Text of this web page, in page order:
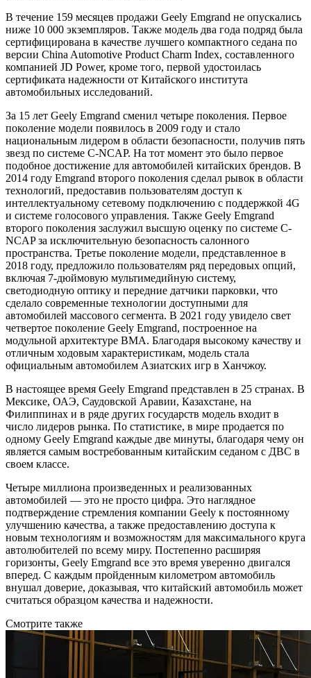
В течение 159 месяцев продажи Geely Emgrand не опускались
ниже 10 000 экземпляров. Также модель два года подряд была
сертифицирована в качестве лучшего компактного седана по
версии China Automotive Product Charm Index, составленного
компанией JD Power, кроме того, первой удостоилась
сертификата надежности от Китайского института
автомобильных исследований.
За 15 лет Geely Emgrand сменил четыре поколения. Первое
поколение модели появилось в 2009 году и стало
национальным лидером в области безопасности, получив пять
звезд по системе C-NCAP. На тот момент это было первое
подобное достижение для автомобилей китайских брендов. В
2014 году Emgrand второго поколения сделал рывок в области
технологий, предоставив пользователям доступ к
интеллектуальному сетевому подключению с поддержкой 4G
и системе голосового управления. Также Geely Emgrand
второго поколения заслужил высшую оценку по системе C-
NCAP за исключительную безопасность салонного
пространства. Третье поколение модели, представленное в
2018 году, предложило пользователям ряд передовых опций,
включая 7-дюймовую мультимедийную систему,
светодиодную оптику и передние датчики парковки, что
сделало современные технологии доступными для
автомобилей массового сегмента. В 2021 году увидело свет
четвертое поколение Geely Emgrand, построенное на
модульной архитектуре BMA. Благодаря высокому качеству и
отличным ходовым характеристикам, модель стала
официальным автомобилем Азиатских игр в Ханчжоу.
В настоящее время Geely Emgrand представлен в 25 странах. В
Мексике, ОАЭ, Саудовской Аравии, Казахстане, на
Филиппинах и в ряде других государств модель входит в
число лидеров рынка. По статистике, в мире продается по
одному Geely Emgrand каждые две минуты, благодаря чему он
является самым востребованным китайским седаном с ДВС в
своем классе.
Четыре миллиона произведенных и реализованных
автомобилей — это не просто цифра. Это наглядное
подтверждение стремления компании Geely к постоянному
улучшению качества, а также предоставлению доступа к
новым технологиям и возможностям для максимального круга
автолюбителей по всему миру. Постепенно расширяя
горизонты, Geely Emgrand все это время уверенно двигался
вперед. С каждым пройденным километром автомобиль
внушал доверие, доказывая, что китайский автомобиль может
считаться образцом качества и надежности.
Смотрите также